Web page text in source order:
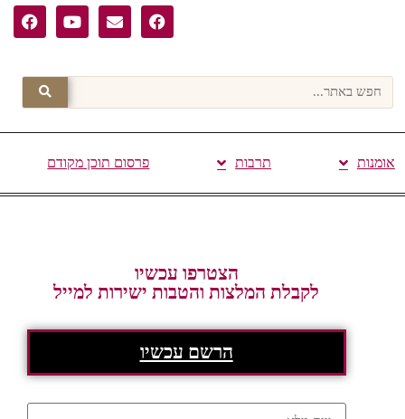
אומנות תרבות פרסום תוכן מקודם
הצטרפו עכשיו
לקבלת המלצות והטבות ישירות למייל
הרשם עכשיו